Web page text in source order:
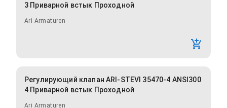
3 Приварной встык Проходной
Ari Armaturen
Регулирующий клапан ARI-STEVI 35470-4 ANSI300
4 Приварной встык Проходной
Ari Armaturen